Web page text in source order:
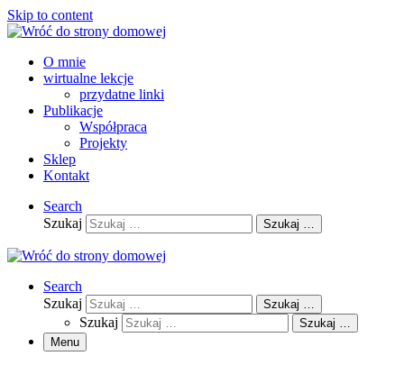
Skip to content
O mnie
wirtualne lekcje
przydatne linki
Publikacje
Współpraca
Projekty
Sklep
Kontakt
Search
Szukaj
Szukaj …
Search
Szukaj
Szukaj …
Szukaj
Szukaj …
Menu